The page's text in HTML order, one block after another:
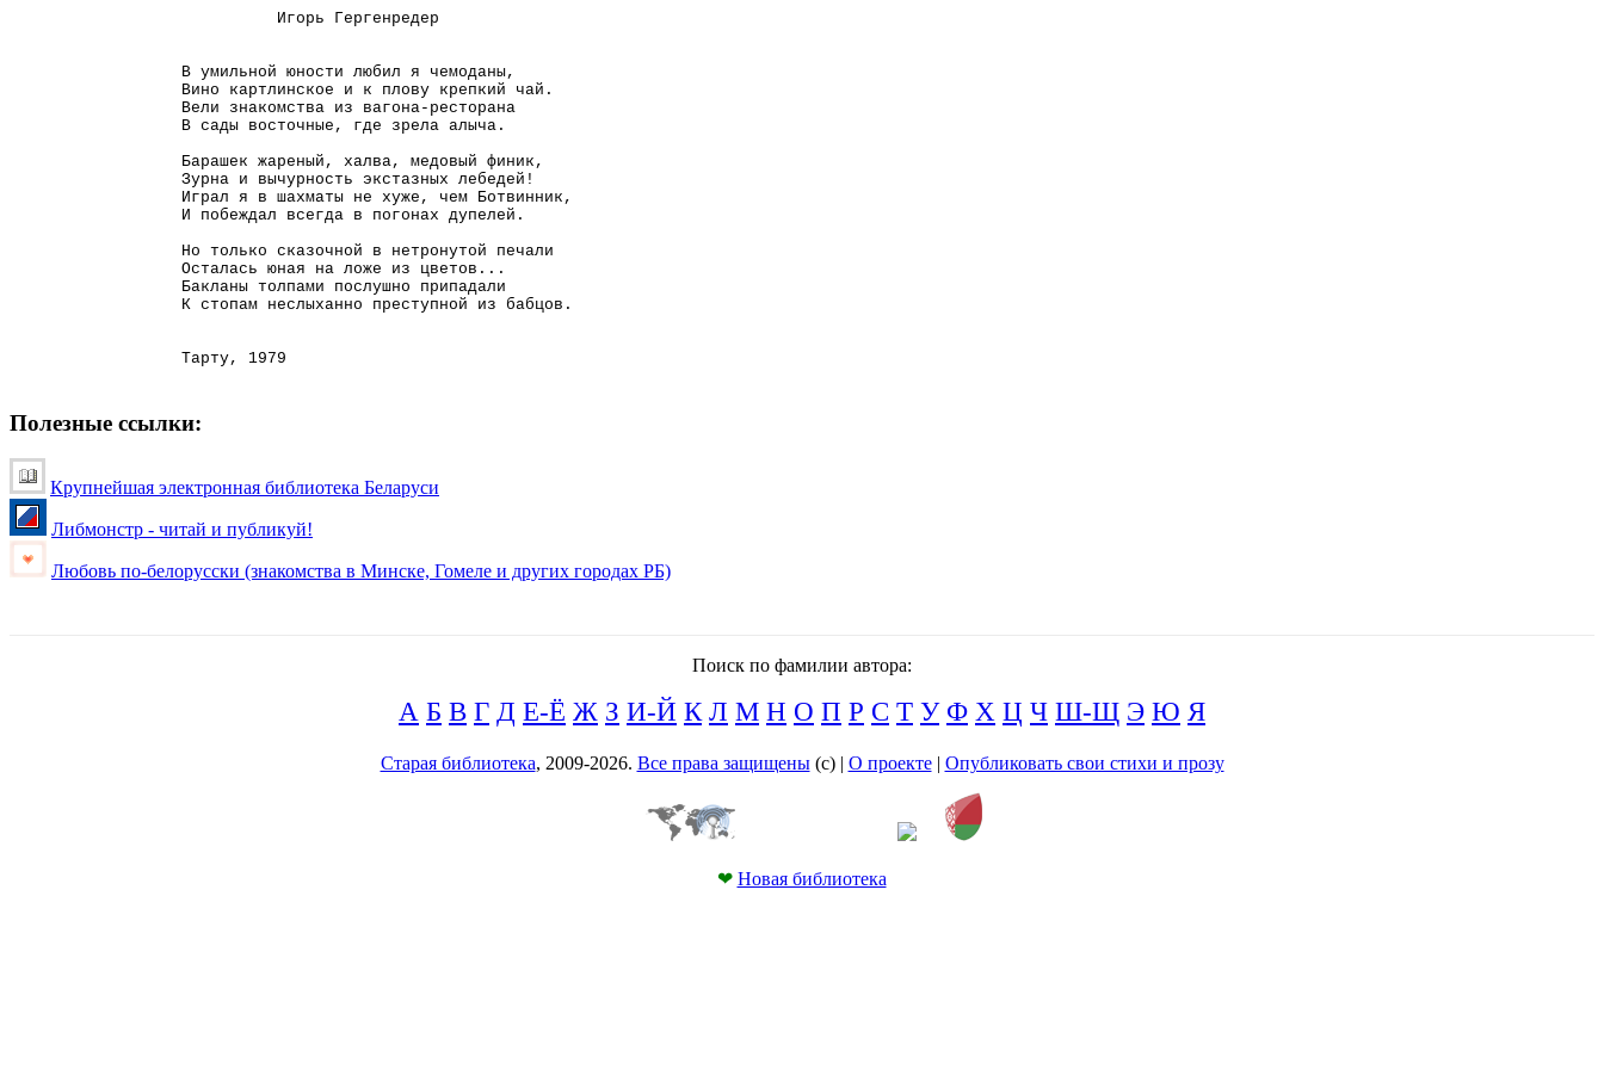
Игорь Гергенредер
В умильной юности любил я чемоданы,
Вино картлинское и к плову крепкий чай.
Вели знакомства из вагона-ресторана
В сады восточные, где зрела алыча.
Барашек жареный, халва, медовый финик,
Зурна и вычурность экстазных лебедей!
Играл я в шахматы не хуже, чем Ботвинник,
И побеждал всегда в погонах дупелей.
Но только сказочной в нетронутой печали
Осталась юная на ложе из цветов...
Бакланы толпами послушно припадали
К стопам неслыханно преступной из бабцов.
Тарту, 1979
Полезные ссылки:
Крупнейшая электронная библиотека Беларуси
Либмонстр - читай и публикуй!
Любовь по-белорусски (знакомства в Минске, Гомеле и других городах РБ)
Поиск по фамилии автора:
А Б В Г Д Е-Ё Ж З И-Й К Л М Н О П Р С Т У Ф Х Ц Ч Ш-Щ Э Ю Я
Старая библиотека, 2009-2026. Все права защищены(с) | О проекте| Опубликовать свои стихи и прозу
❤ Новая библиотека